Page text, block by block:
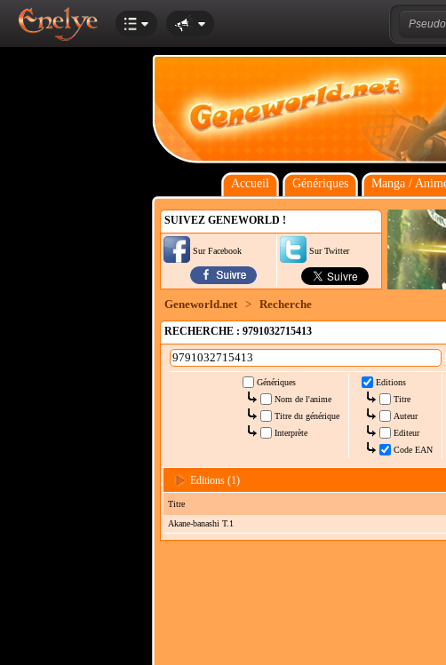
Accueil Génériques Manga /
SUIVEZ GENEWORLD !
Sur Facebook Sur Twitter
Geneworld.net > Recherche
RECHERCHE : 9791032715413
Génériques
Nom de l'anime
Titre du générique
Interprète
Editions
Titre
Auteur
Editeur
Code EAN
Editions (1)
Titre
Akane-banashi T.1